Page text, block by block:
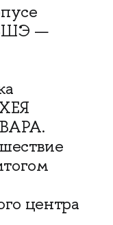
—
центра